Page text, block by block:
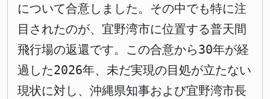
について合意しました。その中でも特に注
目されたのが、宜野湾市に位置する普天間
飛行場の返還です。この合意から30年が経
過した2026年、未だ実現の目処が立たない
現状に対し、沖縄県知事および宜野湾市長